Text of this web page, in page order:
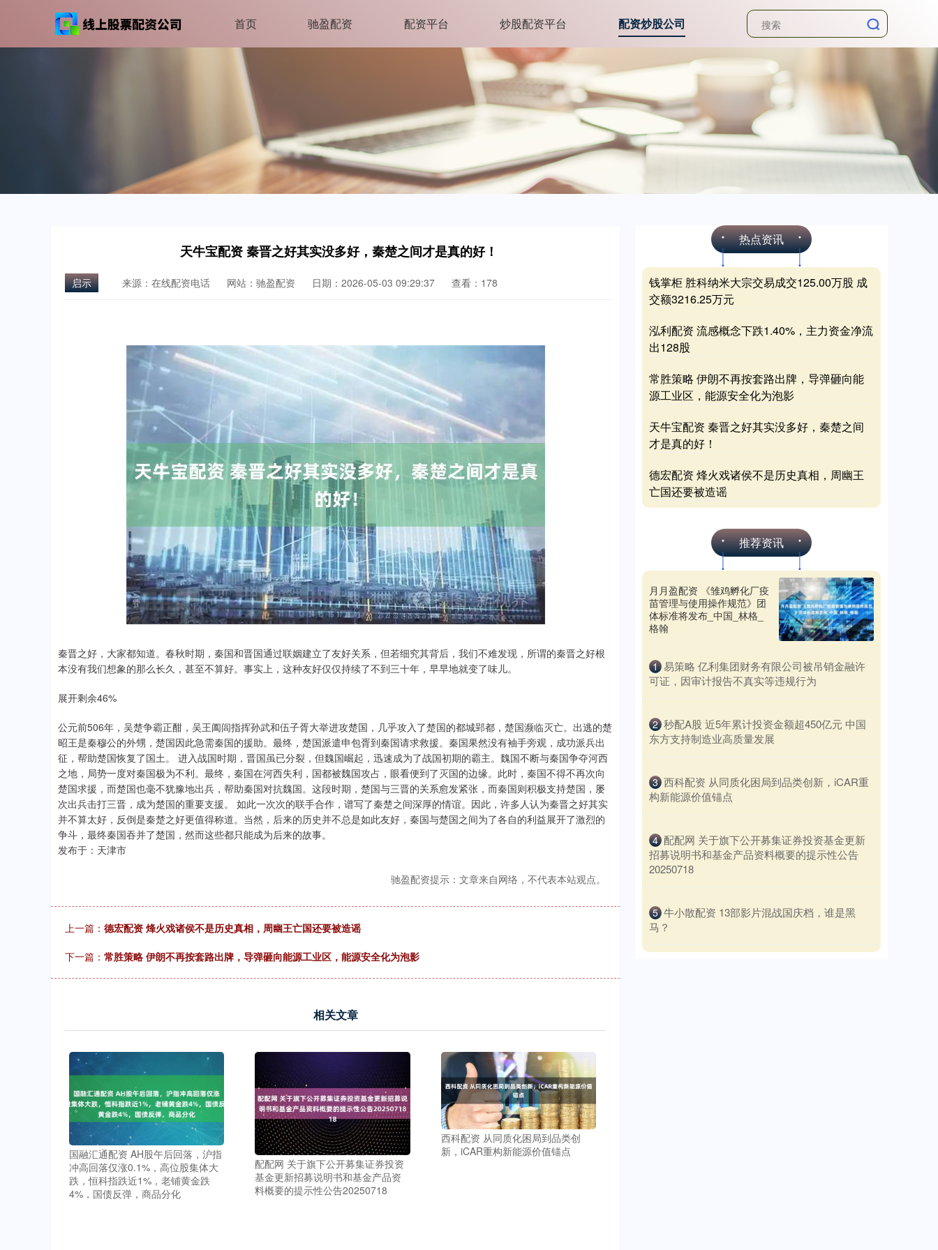
首页 驰盈配资 配资平台 炒股配资平台 配资炒股公司
天牛宝配资 秦晋之好其实没多好，秦楚之间才是真的好！
启示 来源：在线配资电话 网站：驰盈配资 日期：2026-05-03 09:29:37 查看：178
秦晋之好，大家都知道。春秋时期，秦国和晋国通过联姻建立了友好关系，但若细究其背后，我们不难发现，所谓的秦晋之好根
本没有我们想象的那么长久，甚至不算好。事实上，这种友好仅仅持续了不到三十年，早早地就变了味儿。
展开剩余46%
公元前506年，吴楚争霸正酣，吴王阖闾指挥孙武和伍子胥大举进攻楚国，几乎攻入了楚国的都城郢都，楚国濒临灭亡。出逃的楚
昭王是秦穆公的外甥，楚国因此急需秦国的援助。最终，楚国派遣申包胥到秦国请求救援。秦国果然没有袖手旁观，成功派兵出
征，帮助楚国恢复了国土。 进入战国时期，晋国虽已分裂，但魏国崛起，迅速成为了战国初期的霸主。魏国不断与秦国争夺河西
之地，局势一度对秦国极为不利。最终，秦国在河西失利，国都被魏国攻占，眼看便到了灭国的边缘。此时，秦国不得不再次向
楚国求援，而楚国也毫不犹豫地出兵，帮助秦国对抗魏国。这段时期，楚国与三晋的关系愈发紧张，而秦国则积极支持楚国，屡
次出兵击打三晋，成为楚国的重要支援。 如此一次次的联手合作，谱写了秦楚之间深厚的情谊。因此，许多人认为秦晋之好其实
并不算太好，反倒是秦楚之好更值得称道。当然，后来的历史并不总是如此友好，秦国与楚国之间为了各自的利益展开了激烈的
争斗，最终秦国吞并了楚国，然而这些都只能成为后来的故事。
发布于：天津市
驰盈配资提示：文章来自网络，不代表本站观点。
上一篇： 德宏配资 烽火戏诸侯不是历史真相，周幽王亡国还要被造谣
下一篇： 常胜策略 伊朗不再按套路出牌，导弹砸向能源工业区，能源安全化为泡影
相关文章
国融汇通配资 AH股午后回落，沪指
冲高回落仅涨0.1%，高位股集体大
跌，恒科指跌近1%，老铺黄金跌
4%，国债反弹，商品分化
配配网 关于旗下公开募集证券投资
基金更新招募说明书和基金产品资
料概要的提示性公告20250718
西科配资 从同质化困局到品类创
新，iCAR重构新能源价值锚点
热点资讯
钱掌柜 胜科纳米大宗交易成交125.00万股 成
交额3216.25万元
泓利配资 流感概念下跌1.40%，主力资金净流
出128股
常胜策略 伊朗不再按套路出牌，导弹砸向能
源工业区，能源安全化为泡影
天牛宝配资 秦晋之好其实没多好，秦楚之间
才是真的好！
德宏配资 烽火戏诸侯不是历史真相，周幽王
亡国还要被造谣
推荐资讯
月月盈配资 《雏鸡孵化厂疫
苗管理与使用操作规范》团
体标准将发布_中国_林格_
格翰
1 ​易策略 亿利集团财务有限公司被吊销金融许
可证，因审计报告不真实等违规行为
2 ​秒配A股 近5年累计投资金额超450亿元 中国
东方支持制造业高质量发展
3 ​西科配资 从同质化困局到品类创新，iCAR重
构新能源价值锚点
4 ​配配网 关于旗下公开募集证券投资基金更新
招募说明书和基金产品资料概要的提示性公告
20250718
5 ​牛小散配资 13部影片混战国庆档，谁是黑
马？